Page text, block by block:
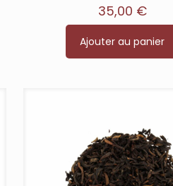
5.00
sur 5
35,00 €
Ajouter au panier